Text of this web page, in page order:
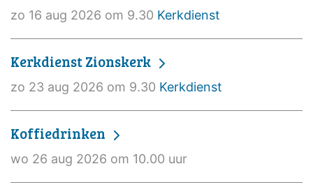
zo 16 aug 2026 om 9.30 Kerkdienst
Kerkdienst Zionskerk
zo 23 aug 2026 om 9.30 Kerkdienst
Koffiedrinken
wo 26 aug 2026 om 10.00 uur